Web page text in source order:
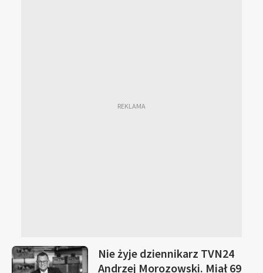
Nie żyje dziennikarz TVN24
Andrzej Morozowski. Miał 69